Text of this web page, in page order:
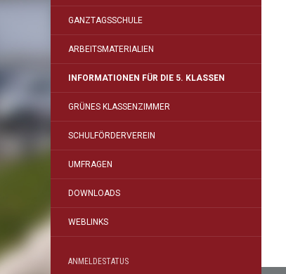
GANZTAGSSCHULE
ARBEITSMATERIALIEN
INFORMATIONEN FÜR DIE 5. KLASSEN
GRÜNES KLASSENZIMMER
SCHULFÖRDERVEREIN
UMFRAGEN
DOWNLOADS
WEBLINKS
ANMELDESTATUS